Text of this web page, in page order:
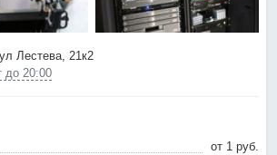
Лестева, 21к2
до 20:00
от 1 pyб.